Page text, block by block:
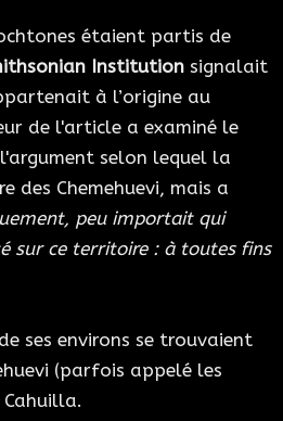
étaient partis de
Institution signalait
à l’origine au
de l'article a examiné le
selon lequel la
des Chemehuevi, mais a
peu importait qui
sur ce territoire : à toutes fins
ses environs se trouvaient
(parfois appelé les